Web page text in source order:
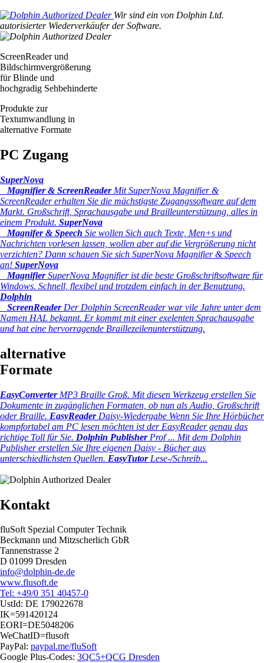
Wir sind ein von Dolphin Ltd.
autorisierter Wiederverkäufer der Software.
ScreenReader und
Bildschirmvergrößerung
für Blinde und
hochgradig Sehbehinderte
Produkte zur
Textumwandlung in
alternative Formate
PC Zugang
SuperNova
Magnifier & ScreenReaderMit SuperNova Magnifier &
ScreenReader erhalten Sie die mächstigste Zugangssoftware auf dem
Markt. Großschrift, Sprachausgabe und Brailleunterstützung, alles in
einem Produkt. SuperNova
Magnifer & Speech Sie wollen Sich auch Texte, Men+s und
Nachrichten vorlesen lassen, wollen aber auf die Vergrößerung nicht
verzichten? Dann schauen Sie sich SuperNova Magnifier & Speech
an! SuperNova
MagnifierSuperNova Magnifier ist die beste Großschriftsoftware für
Windows. Schnell, flexibel und trotzdem einfach in der Benutzung.
Dolphin
ScreenReaderDer Dolphin ScreenReader war vile Jahre unter dem
Namen HAL bekannt. Er kommt mit einer exelenten Sprachausgabe
und hat eine hervorragende Braillezeilenunterstützung.
alternative
Formate
EasyConverterMP3 Braille Groß. Mit diesen Werkzeug erstellen Sie
Dokumente in zugänglichen Formaten, ob nun als Audio, Großschrift
oder Braille. EasyReaderDaisy-Wiedergabe Wenn Sie Ihre Hörbücher
kompfortabel am PC lesen möchten ist der EasyReader genau das
richtige Toll für Sie. Dolphin PublisherProf ... Mit dem Dolphin
Publisher erstellen Sie Ihre eigenen Daisy - Bücher aus
unterschiedlichsten Quellen. EasyTutorLese-/Schreib...
Kontakt
fluSoft Spezial Computer Technik
Beckmann und Mitzscherlich GbR
Tannenstrasse 2
D 01099 Dresden
info@dolphin-de.de
www.flusoft.de
Tel: +49/0 351 40457-0
UstId: DE 179022678
IK=591420124
EORI=DE5048206
WeChatID=flusoft
PayPal: paypal.me/fluSoft
Google Plus-Codes: 3QC5+QCG Dresden